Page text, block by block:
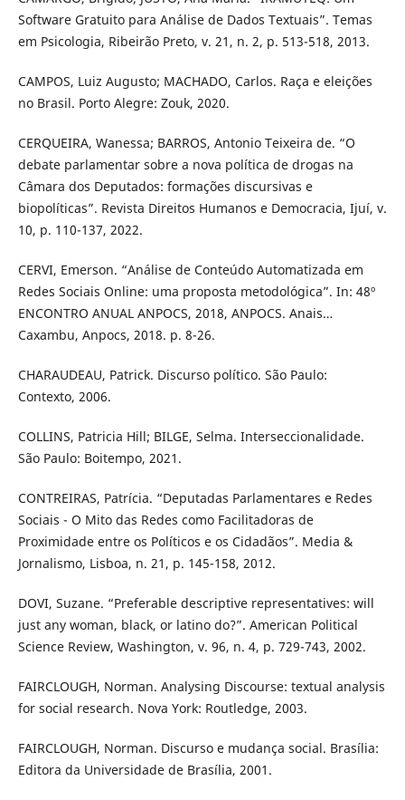
Software Gratuito para Análise de Dados Textuais”. Temas
em Psicologia, Ribeirão Preto, v. 21, n. 2, p. 513-518, 2013.
CAMPOS, Luiz Augusto; MACHADO, Carlos. Raça e eleições
no Brasil. Porto Alegre: Zouk, 2020.
CERQUEIRA, Wanessa; BARROS, Antonio Teixeira de. “O
debate parlamentar sobre a nova política de drogas na
Câmara dos Deputados: formações discursivas e
biopolíticas”. Revista Direitos Humanos e Democracia, Ijuí, v.
10, p. 110-137, 2022.
CERVI, Emerson. “Análise de Conteúdo Automatizada em
Redes Sociais Online: uma proposta metodológica”. In: 48º
ENCONTRO ANUAL ANPOCS, 2018, ANPOCS. Anais…
Caxambu, Anpocs, 2018. p. 8-26.
CHARAUDEAU, Patrick. Discurso político. São Paulo:
Contexto, 2006.
COLLINS, Patricia Hill; BILGE, Selma. Interseccionalidade.
São Paulo: Boitempo, 2021.
CONTREIRAS, Patrícia. “Deputadas Parlamentares e Redes
Sociais - O Mito das Redes como Facilitadoras de
Proximidade entre os Políticos e os Cidadãos”. Media &
Jornalismo, Lisboa, n. 21, p. 145-158, 2012.
DOVI, Suzane. “Preferable descriptive representatives: will
just any woman, black, or latino do?”. American Political
Science Review, Washington, v. 96, n. 4, p. 729-743, 2002.
FAIRCLOUGH, Norman. Analysing Discourse: textual analysis
for social research. Nova York: Routledge, 2003.
FAIRCLOUGH, Norman. Discurso e mudança social. Brasília:
Editora da Universidade de Brasília, 2001.